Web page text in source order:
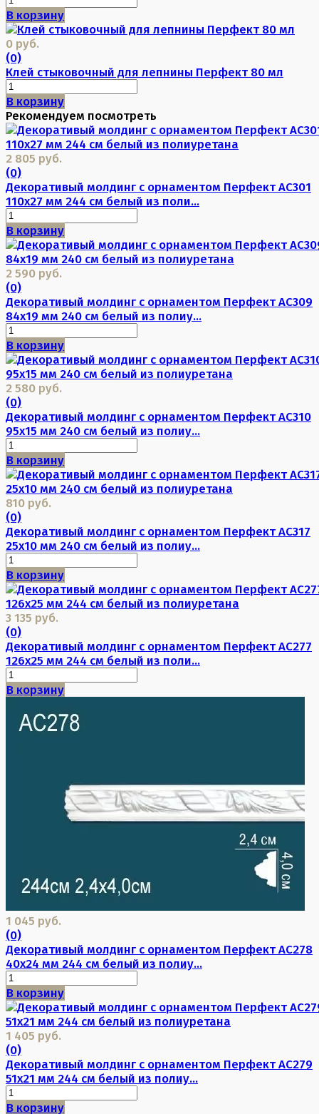
В корзину
0 руб.
(0)
Клей стыковочный для лепнины Перфект 80 мл
В корзину
Рекомендуем посмотреть
2 805 руб.
(0)
Декоративый молдинг с орнаментом Перфект AC301
110х27 мм 244 см белый из поли...
В корзину
2 590 руб.
(0)
Декоративый молдинг с орнаментом Перфект AC309
84х19 мм 240 см белый из полиу...
В корзину
2 580 руб.
(0)
Декоративый молдинг с орнаментом Перфект AC310
95х15 мм 240 см белый из полиу...
В корзину
810 руб.
(0)
Декоративый молдинг с орнаментом Перфект AC317
25х10 мм 240 см белый из полиу...
В корзину
3 135 руб.
(0)
Декоративый молдинг с орнаментом Перфект AC277
126х25 мм 244 см белый из поли...
В корзину
1 045 руб.
(0)
Декоративый молдинг с орнаментом Перфект AC278
40х24 мм 244 см белый из полиу...
В корзину
1 405 руб.
(0)
Декоративый молдинг с орнаментом Перфект AC279
51х21 мм 244 см белый из полиу...
В корзину